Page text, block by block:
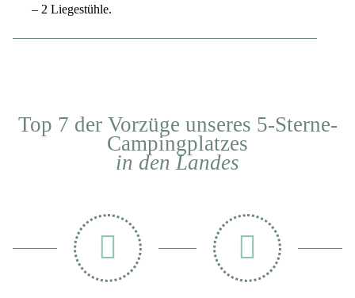
– 2 Liegestühle.
Top 7 der Vorzüge unseres 5-Sterne-
Campingplatzes
in den Landes